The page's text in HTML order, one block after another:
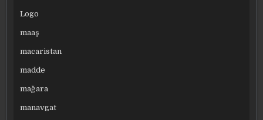
Logo
maaş
macaristan
madde
mağara
manavgat